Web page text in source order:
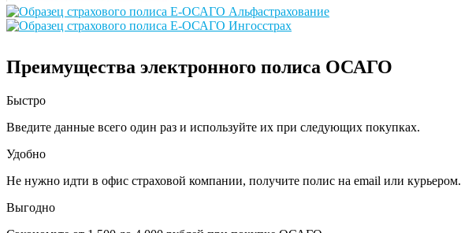
Преимущества электронного полиса ОСАГО
Быстро
Введите данные всего один раз и используйте их при следующих покупках.
Удобно
Не нужно идти в офис страховой компании, получите полис на email или курьером.
Выгодно